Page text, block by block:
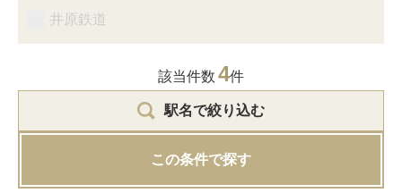
井原鉄道
該当件数 4件
駅名で絞り込む
この条件で探す